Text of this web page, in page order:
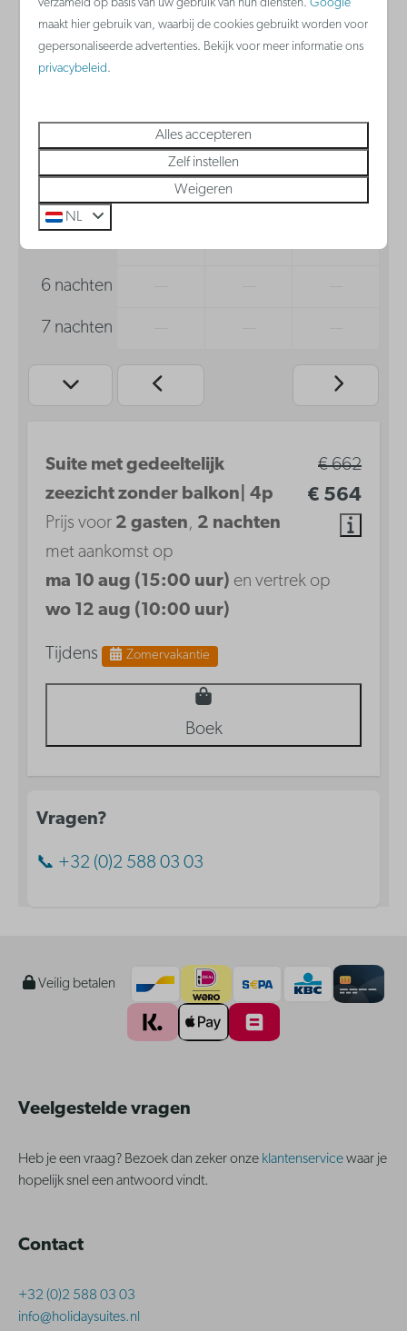
zo
9 aug
ma
10 aug
di
11 aug
1 nacht
2 nachten — € 564 —
4 nachten — — —
5 nachten — — —
6 nachten
7 nachten
€ 662
€ 564
Suite met gedeeltelijk
zeezicht zonder balkon| 4p
Prijs voor 2 gasten, 2 nachten
met aankomst op
ma 10 aug (15:00 uur) en vertrek op
wo 12 aug (10:00 uur)
Tijdens Zomervakantie
Boek
Vragen?
📞 +32 (0)2 588 03 03
Veilig betalen
Veelgestelde vragen
Heb je een vraag? Bezoek dan zeker onze klantenservicewaar je
hopelijk snel een antwoord vindt.
Contact
+32 (0)2 588 03 03
info@holidaysuites.nl
verzameld op basis van uw gebruik van hun diensten.Google
maakt hier gebruik van, waarbij de cookies gebruikt worden voor
gepersonaliseerde advertenties. Bekijk voor meer informatie ons
privacybeleid.
Alles accepteren
Zelf instellen
Weigeren
NL